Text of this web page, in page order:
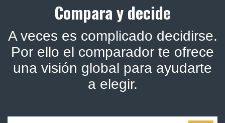
Compara y decide
A veces es complicado decidirse.
Por ello el comparador te ofrece
una visión global para ayudarte
a elegir.